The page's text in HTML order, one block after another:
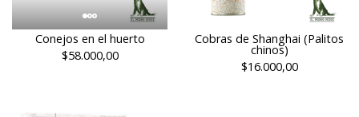
Conejos en el huerto
$58.000,00
Cobras de Shanghai (Palitos
chinos)
$16.000,00